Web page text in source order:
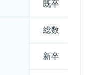
既卒
総数
新卒